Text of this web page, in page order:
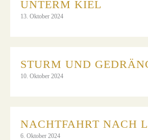
UNTERM KIEL
13. Oktober 2024
STURM UND
10. Oktober 2024
NACHTFAHRT NACH
6. Oktober 2024